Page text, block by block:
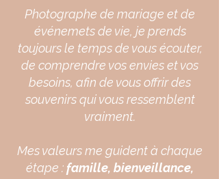
Photographe de mariage et de
événemets de vie, je prends
toujours le temps de vous écouter,
de comprendre vos envies et vos
besoins, afin de vous offrir des
souvenirs qui vous ressemblent
vraiment.
Mes valeurs me guident à chaque
étape : famille, bienveillance,